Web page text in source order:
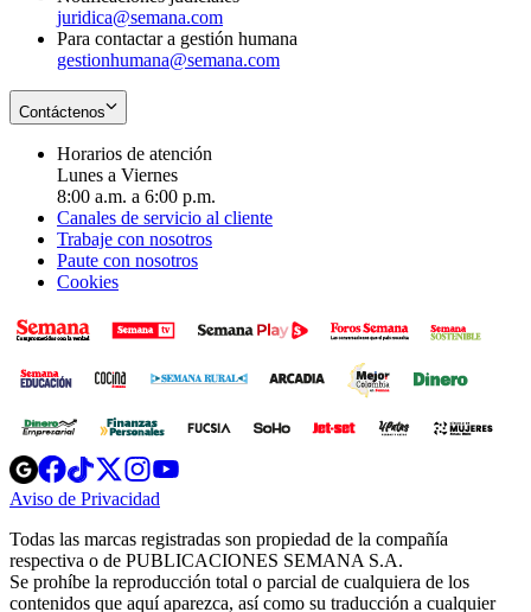
juridica@semana.com
Para contactar a gestión humana
gestionhumana@semana.com
Contáctenos
Horarios de atención
Lunes a Viernes
8:00 a.m. a 6:00 p.m.
Canales de servicio al cliente
Trabaje con nosotros
Paute con nosotros
Cookies
Opens
in
new
Opens
in
new
Opens
in
new
window
Opens
new
windowwindow
Aviso de Privacidad
new
window
Todas las marcas registradas son propiedad de la compañía
respectiva o de PUBLICACIONES SEMANA S.A.
Se prohíbe la reproducción total o parcial de cualquiera de los
contenidos que aquí aparezca, así como su traducción a cualquier